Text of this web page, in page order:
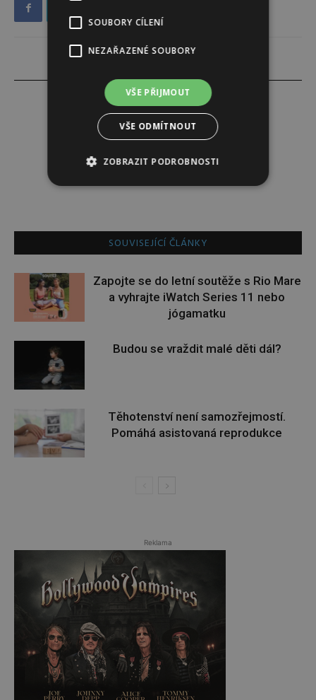
Alena Babuková
SOUVISEJÍCÍ ČLÁNKY
Zapojte se do letní soutěže s Rio Mare
a vyhrajte iWatch Series 11 nebo
jógamatku
Budou se vraždit malé děti dál?
Těhotenství není samozřejmostí.
Pomáhá asistovaná reprodukce
Reklama
SOUBORY CÍLENÍ
NEZAŘAZENÉ SOUBORY
VŠE PŘIJMOUT
VŠE ODMÍTNOUT
ZOBRAZIT PODROBNOSTI